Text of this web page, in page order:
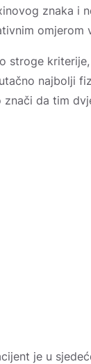
znaka i
omjerom
stroge
najbolji
da tim
je u